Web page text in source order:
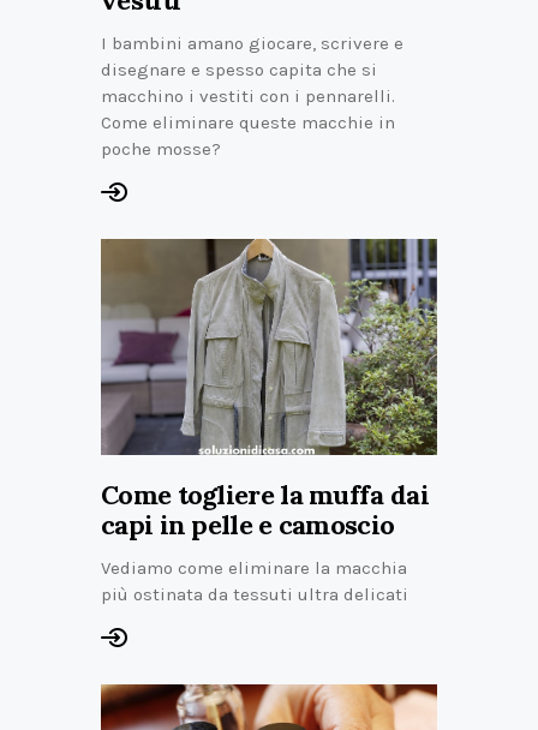
I bambini amano giocare, scrivere e
disegnare e spesso capita che si
macchino i vestiti con i pennarelli.
Come eliminare queste macchie in
poche mosse?
Come togliere la muffa dai
capi in pelle e camoscio
Vediamo come eliminare la macchia
più ostinata da tessuti ultra delicati